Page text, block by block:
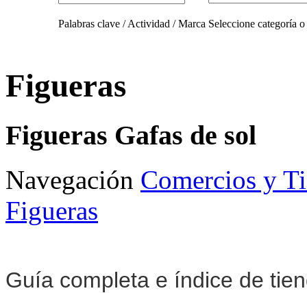
Palabras clave / Actividad / Marca Seleccione categoría
Figueras
Figueras Gafas de sol
Navegación Comercios y
Figueras
Guía completa e índice de